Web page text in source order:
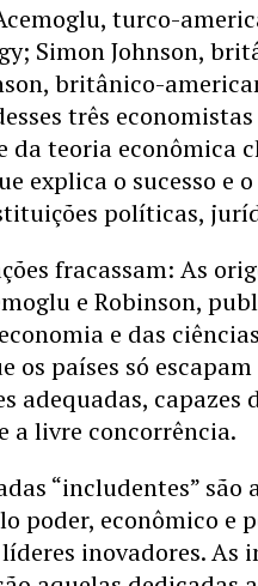
turco-
Simon Johnson,
britânico-
três
teoria econômica
explica o sucesso e
políticas,
fracassam: As
e Robinson,
e das
os países só
adequadas, capazes
a livre concorrência.
“includentes” são
poder, econômico e
inovadores.